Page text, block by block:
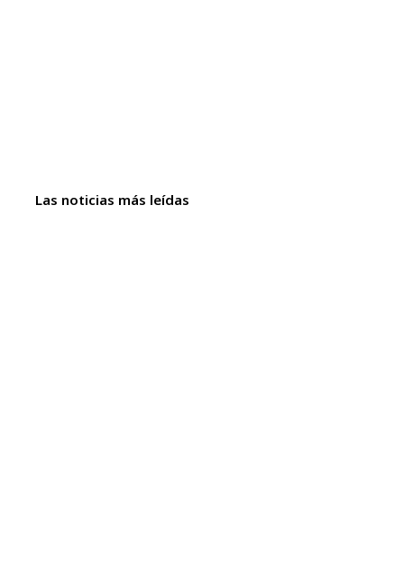
Las noticias más leídas